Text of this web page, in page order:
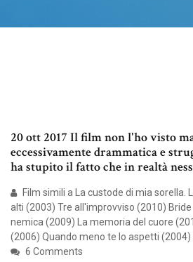
20 ott 2017 Il film non l'ho visto
eccessivamente drammatica e
ha stupito il fatto che in realtà
Film simili a La custode di mia sorella.
alti (2003) Tre all'improvviso (2010)
nemica (2009) La memoria del cuore
(2006) Quando meno te lo aspetti (2004)
6 Comments